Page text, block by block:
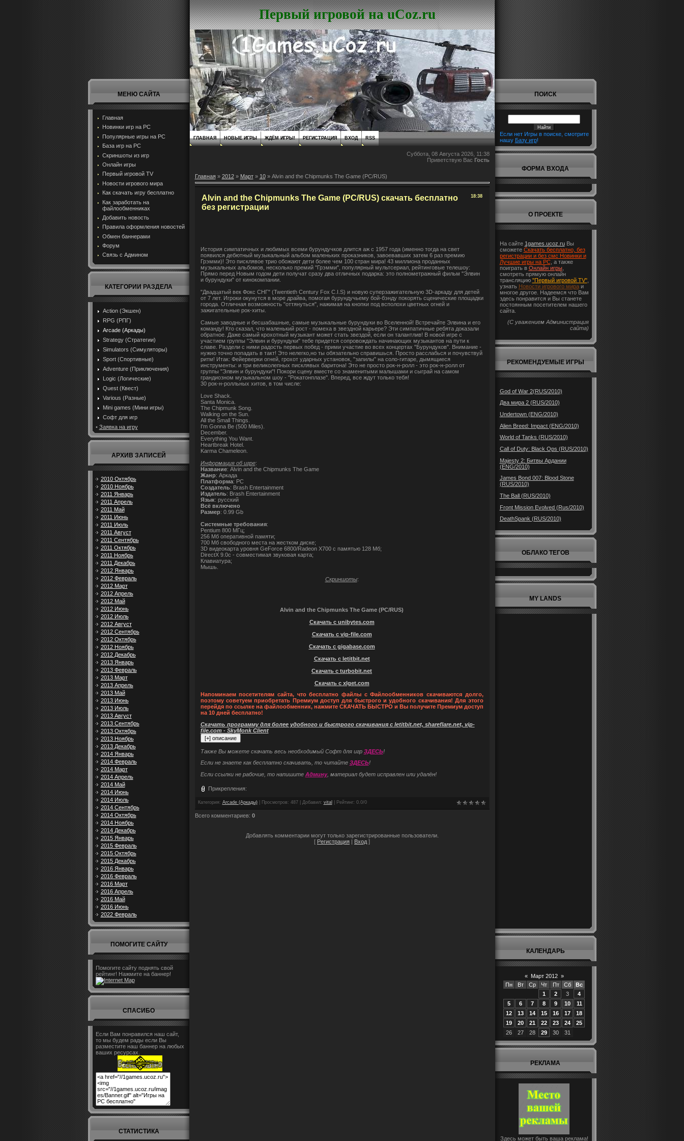
МЕНЮ САЙТА
Главная
Новинки игр на PC
Популярные игры на PC
База игр на РС
Скриншоты из игр
Онлайн игры
Первый игровой TV
Новости игрового мира
Как скачать игру бесплатно
Как заработать на
файлообменниках
Добавить новость
Правила оформления новостей
Обмен баннерами
Форум
Связь с Админом
КАТЕГОРИИ РАЗДЕЛА
Action (Экшен)
RPG (РПГ)
Arcade (Аркады)
Strategy (Стратегии)
Simulators (Симуляторы)
Sport (Спортивные)
Adventure (Приключения)
Logic (Логические)
Quest (Квест)
Various (Разные)
Mini games (Мини игры)
Софт для игр
• Заявка на игру
АРХИВ ЗАПИСЕЙ
2010 Октябрь
2010 Ноябрь
2011 Январь
2011 Апрель
2011 Май
2011 Июнь
2011 Июль
2011 Август
2011 Сентябрь
2011 Октябрь
2011 Ноябрь
2011 Декабрь
2012 Январь
2012 Февраль
2012 Март
2012 Апрель
2012 Май
2012 Июнь
2012 Июль
2012 Август
2012 Сентябрь
2012 Октябрь
2012 Ноябрь
2012 Декабрь
2013 Январь
2013 Февраль
2013 Март
2013 Апрель
2013 Май
2013 Июнь
2013 Июль
2013 Август
2013 Сентябрь
2013 Октябрь
2013 Ноябрь
2013 Декабрь
2014 Январь
2014 Февраль
2014 Март
2014 Апрель
2014 Май
2014 Июнь
2014 Июль
2014 Сентябрь
2014 Октябрь
2014 Ноябрь
2014 Декабрь
2015 Январь
2015 Февраль
2015 Октябрь
2015 Декабрь
2016 Январь
2016 Февраль
2016 Март
2016 Апрель
2016 Май
2016 Июнь
2022 Февраль
ПОМОГИТЕ САЙТУ
Помогите сайту поднять свой
рейтинг! Нажмите на баннер!
СПАСИБО
Если Вам понравился наш сайт,
то мы будем рады если Вы
разместите наш баннер на любых
ваших ресурсах.
СТАТИСТИКА
Первый игровой на uCoz.ru
ГЛАВНАЯ НОВЫЕ ИГРЫ ЖДЁМ ИГРЫ! РЕГИСТРАЦИЯ ВХОД RSS
Суббота, 08 Августа 2026, 11:38
Приветствую Вас Гость
Главная» 2012 » Март » 10» Alvin and the Chipmunks The Game (PC/RUS)
18:38
Alvin and the Chipmunks The Game (PC/RUS) скачать бесплатно
без регистрации
История симпатичных и любимых всеми бурундучков длится аж с 1957 года (именно тогда на свет
появился дебютный музыкальный альбом маленьких проказников, завоевавших затем 6 раз премию
Грэмми)! Это писклявое трио обожают дети более чем 100 стран мира! 43 миллиона проданных
музыкальных альбомов, несколько премий "Грэмми", популярный мультсериал, рейтинговые телешоу:
Прямо перед Новым годом дети получат сразу два отличных подарка: это полнометражный фильм "Элвин
и бурундуки" от кинокомпании.
"Двадцатый век Фокс СНГ" (Twentieth Century Fox C.I.S) и новую суперзажигательную 3D-аркаду для детей
от 7 лет. Игроки окунутся в море драйва, помогая бурундучьему бой-бэнду покорять сценические площадки
города. Отличная возможность "оттянуться", нажимая на кнопки под всполохи цветных огней и
зажигательные рок-хиты.
Самые заводные и бесшабашные, самые музыкальные бурундуки во Вселенной! Встречайте Элвина и его
команду! Кто сказал, что маленький рост - помеха в звездной карьере? Эти симпатичные ребята доказали
обратное. Даже самый крохотный музыкант может стать звездой, если он талантлив! В новой игре с
участием группы "Элвин и бурундуки" тебе придется сопровождать начинающих музыкантов на пути к
славе. Раздели с ними радость первых побед - прими участие во всех концертах "Бурундуков". Внимание -
нужно точно попадать в такт! Это нелегко,но ты обязательно справишься. Просто расслабься и почувствуй
ритм! Итак: Фейерверки огней, грохот ударных установок, "запилы" на соло-гитаре, дымящиеся
инструменты: и три великолепных писклявых баритона! Это не просто рок-н-ролл - это рок-н-ролл от
группы "Элвин и бурундуки"! Покори сцену вместе со знаменитыми малышами и сыграй на самом
грандиозном музыкальном шоу - "Рокатонплазе". Вперед, все ждут только тебя!
30 рок-н-ролльных хитов, в том числе:
Love Shack.
Santa Monica.
The Chipmunk Song.
Walking on the Sun.
All the Small Things.
I'm Gonna Be (500 Miles).
December.
Everything You Want.
Heartbreak Hotel.
Karma Chameleon.
Информация об игре:
Название: Alvin and the Chipmunks The Game
Жанр: Аркада
Платформа: PC
Создатель: Brash Entertainment
Издатель: Brash Entertainment
Язык: русский
Всё включено
Размер: 0.99 Gb
Cистемные требования:
Pentium 800 МГц;
256 Мб оперативной памяти;
700 Мб свободного места на жестком диске;
3D видеокарта уровня GeForce 6800/Radeon X700 с памятью 128 Мб;
DirectX 9.0c - совместимая звуковая карта;
Клавиатура;
Мышь.
Скриншоты:
Alvin and the Chipmunks The Game (PC/RUS)
Скачать с unibytes.com
Скачать с vip-file.com
Скачать с gigabase.com
Скачать с letitbit.net
Скачать с turbobit.net
Скачать с xlget.com
Напоминаем посетителям сайта, что бесплатно файлы с Файлообменников скачиваются долго,
поэтому советуем приобретать Премиум доступ для быстрого и удобного скачивания! Для этого
перейдя по ссылке на файлообменник, нажмите СКАЧАТЬ БЫСТРО и Вы получите Премиум доступ
на 10 дней бесплатно!
Скачать программу для более удобного и быстрого скачивания с letitbit.net, shareflare.net, vip-
file.com - SkyMonk Client
Также Вы можете скачать весь необходимый Софт для игр ЗДЕСЬ!
Если не знаете как бесплатно скачивать, то читайте ЗДЕСЬ!
Если ссылки не рабочие, то напишите Админу, материал будет исправлен или удалён!
Прикрепления:
Категория : Arcade (Аркады)| Просмотров: 487 | Добавил: vital Рейтинг: 0.0/0
Всего комментариев: 0
Добавлять комментарии могут только зарегистрированные пользователи.
[ Регистрация | Вход ]
ПОИСК
Если нет Игры в поиске, смотрите
нашу Базу игр!
ФОРМА ВХОДА
О ПРОЕКТЕ
На сайте 1games.ucoz.ruВы
сможете Скачать бесплатно, без
регистрации и без смс Новинки и
Лучшие игры на PC, а также
поиграть в Онлайн игры,
смотреть прямую онлайн
трансляцию "Первый игровой TV",
узнать Новости игрового мираи
многое другое. Надеемся что Вам
здесь понравится и Вы станете
постоянным посетителем нашего
сайта.
(С уважением Администрация
сайта)
РЕКОМЕНДУЕМЫЕ ИГРЫ
God of War 2(RUS/2010)
Два мира 2 (RUS/2010)
Undertown (ENG/2010)
Alien Breed: Impact (ENG/2010)
World of Tanks (RUS/2010)
Call of Duty: Black Ops (RUS/2010)
Majesty 2: Битвы Ардании
(ENG/2010)
James Bond 007: Blood Stone
(RUS/2010)
The Ball (RUS/2010)
Front Mission Evolved (Rus/2010)
DeathSpank (RUS/2010)
ОБЛАКО ТЕГОВ
MY LANDS
КАЛЕНДАРЬ
« Март 2012 »
Пн
Вт Ср Чт Пт Сб
Вс
1
2 3
4
5
6 7 8 9 10
11
12
13 14 15 16 17
18
19
20 21 22 23 24
25
26
27 28 29 30 31
РЕКЛАМА
Здесь может быть ваша реклама!